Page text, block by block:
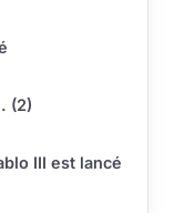
(2)
III est lancé